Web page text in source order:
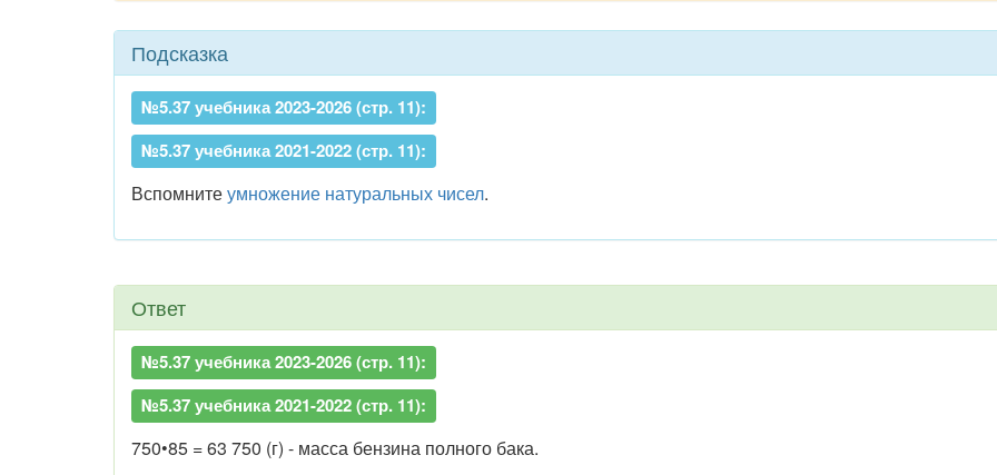
Подсказка
№5.37 учебника 2023-2026 (стр. 11):
№5.37 учебника 2021-2022 (стр. 11):
Вспомнитеумножение натуральных чисел.
Ответ
№5.37 учебника 2023-2026 (стр. 11):
№5.37 учебника 2021-2022 (стр. 11):
750•85 = 63 750 (г) - масса бензина полного бака.